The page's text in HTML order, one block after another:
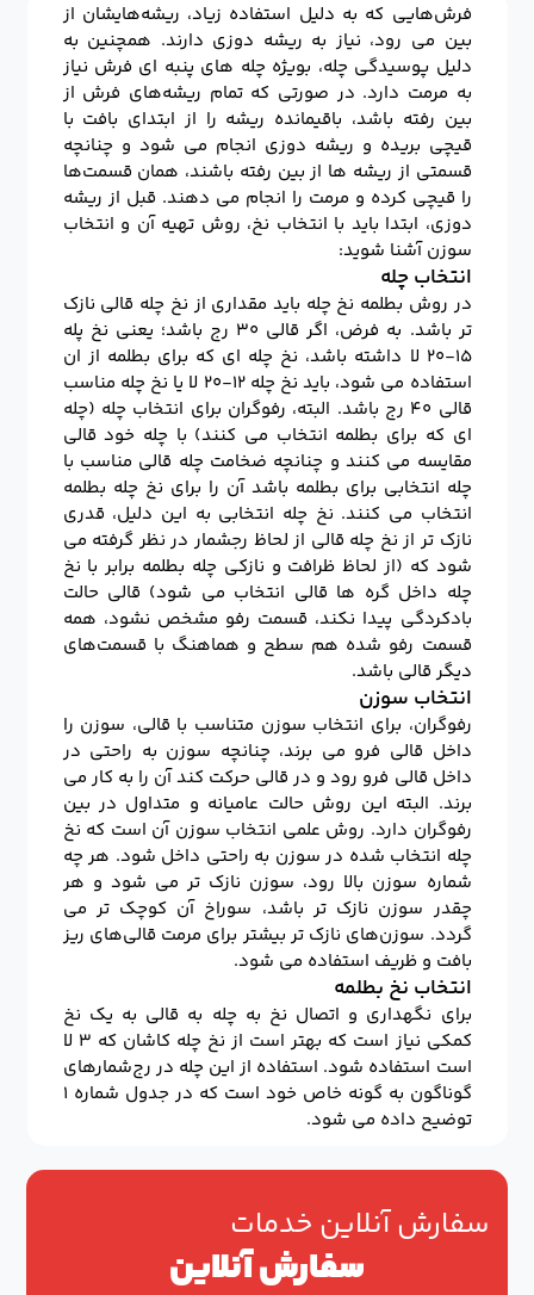
فرش‌هایی که به دلیل استفاده زیاد، ریشه‌هایشان از
بین می رود، نیاز به ریشه دوزی دارند. همچنین به
دلیل پوسیدگی چله، بویژه چله های پنبه ای فرش نیاز
به مرمت دارد. در صورتی که تمام ریشه‌های فرش از
بین رفته باشد، باقیمانده ریشه را از ابتدای بافت با
قیچی بریده و ریشه دوزی انجام می شود و چنانچه
قسمتی از ریشه ها از بین رفته باشند، همان قسمت‌ها
را قیچی کرده و مرمت را انجام می دهند. قبل از ریشه
دوزی، ابتدا باید با انتخاب نخ، روش تهیه آن و انتخاب
سوزن آشنا شوید:
انتخاب چله
در روش بطلمه نخ چله باید مقداری از نخ چله قالی نازک
تر باشد. به فرض، اگر قالی ۳۰ رج باشد؛ یعنی نخ پله
۱۵-۲۰ لا داشته باشد، نخ چله ای که برای بطلمه از ان
استفاده می شود، باید نخ چله ۱۲-۲۰ لا یا نخ چله مناسب
قالی ۴۰ رج باشد. البته، رفوگران برای انتخاب چله (چله
ای که برای بطلمه انتخاب می کنند) با چله خود قالی
مقایسه می کنند و چنانچه ضخامت چله قالی مناسب با
چله انتخابی برای بطلمه باشد آن را برای نخ چله بطلمه
انتخاب می کنند. نخ چله انتخابی به این دلیل، قدری
نازک تر از نخ چله قالی از لحاظ رجشمار در نظر گرفته می
شود که (از لحاظ ظرافت و نازکی چله بطلمه برابر با نخ
چله داخل گره ها قالی انتخاب می شود) قالی حالت
بادکردگی پیدا نکند، قسمت رفو مشخص نشود، همه
قسمت رفو شده هم سطح و هماهنگ با قسمت‌های
دیگر قالی باشد.
انتخاب سوزن
رفوگران، برای انتخاب سوزن متناسب با قالی، سوزن را
داخل قالی فرو می برند، چنانچه سوزن به راحتی در
داخل قالی فرو رود و در قالی حرکت کند آن را به کار می
برند. البته این روش حالت عامیانه و متداول در بین
رفوگران دارد. روش علمی انتخاب سوزن آن است که نخ
چله انتخاب شده در سوزن به راحتی داخل شود. هر چه
شماره سوزن بالا رود، سوزن نازک تر می شود و هر
چقدر سوزن نازک تر باشد، سوراخ آن کوچک تر می
گردد. سوزن‌های نازک تر بیشتر برای مرمت قالی‌های ریز
بافت و ظریف استفاده می شود.
انتخاب نخ بطلمه
برای نگهداری و اتصال نخ به چله به قالی به یک نخ
کمکی نیاز است که بهتر است از نخ چله کاشان که ۳ لا
است استفاده شود. استفاده از این چله در رج‌شمارهای
گوناگون به گونه خاص خود است که در جدول شماره ۱
توضیح داده می شود.
سفارش آنلاین خدمات
سفارش آنلاین